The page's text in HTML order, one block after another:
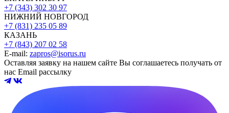
+7 (343) 302 30 97
НИЖНИЙ НОВГОРОД
+7 (831) 235 05 89
КАЗАНЬ
+7 (843) 207 02 58
E-mail: zapros@isorus.ru
Оставляя заявку на нашем сайте Вы соглашаетесь получать от
нас Email рассылку